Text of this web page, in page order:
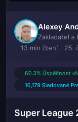
Alexey
Zakladatel a
13 min čtení
25.
60.3% Úspěšnost
16,179 Sledované
Super League